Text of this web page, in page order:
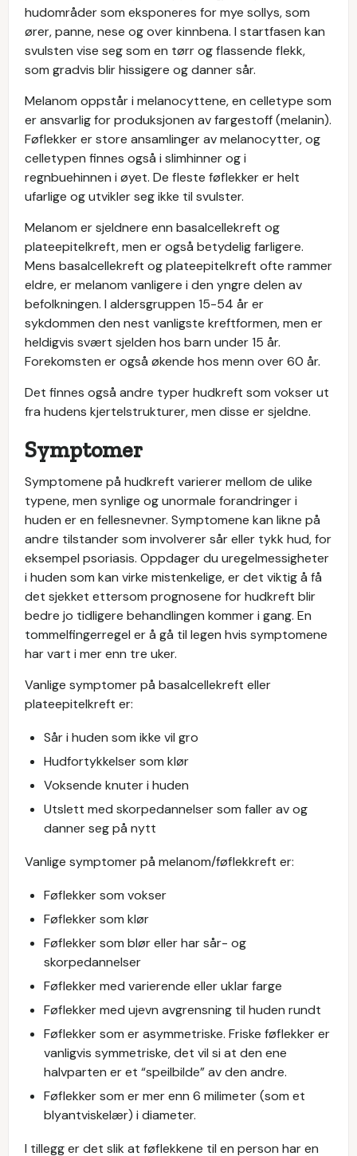
hudområder som eksponeres for mye sollys, som
ører, panne, nese og over kinnbena. I startfasen kan
svulsten vise seg som en tørr og flassende flekk,
som gradvis blir hissigere og danner sår.
Melanom oppstår i melanocyttene, en celletype som
er ansvarlig for produksjonen av fargestoff (melanin).
Føflekker er store ansamlinger av melanocytter, og
celletypen finnes også i slimhinner og i
regnbuehinnen i øyet. De fleste føflekker er helt
ufarlige og utvikler seg ikke til svulster.
Melanom er sjeldnere enn basalcellekreft og
plateepitelkreft, men er også betydelig farligere.
Mens basalcellekreft og plateepitelkreft ofte rammer
eldre, er melanom vanligere i den yngre delen av
befolkningen. I aldersgruppen 15-54 år er
sykdommen den nest vanligste kreftformen, men er
heldigvis svært sjelden hos barn under 15 år.
Forekomsten er også økende hos menn over 60 år.
Det finnes også andre typer hudkreft som vokser ut
fra hudens kjertelstrukturer, men disse er sjeldne.
Symptomer
Symptomene på hudkreft varierer mellom de ulike
typene, men synlige og unormale forandringer i
huden er en fellesnevner. Symptomene kan likne på
andre tilstander som involverer sår eller tykk hud, for
eksempel psoriasis. Oppdager du uregelmessigheter
i huden som kan virke mistenkelige, er det viktig å få
det sjekket ettersom prognosene for hudkreft blir
bedre jo tidligere behandlingen kommer i gang. En
tommelfingerregel er å gå til legen hvis symptomene
har vart i mer enn tre uker.
Vanlige symptomer på basalcellekreft eller
plateepitelkreft er:
Sår i huden som ikke vil gro
Hudfortykkelser som klør
Voksende knuter i huden
Utslett med skorpedannelser som faller av og
danner seg på nytt
Vanlige symptomer på melanom/føflekkreft er:
Føflekker som vokser
Føflekker som klør
Føflekker som blør eller har sår- og
skorpedannelser
Føflekker med varierende eller uklar farge
Føflekker med ujevn avgrensning til huden rundt
Føflekker som er asymmetriske. Friske føflekker er
vanligvis symmetriske, det vil si at den ene
halvparten er et “speilbilde” av den andre.
Føflekker som er mer enn 6 milimeter (som et
blyantviskelær) i diameter.
I tillegg er det slik at føflekkene til en person har en